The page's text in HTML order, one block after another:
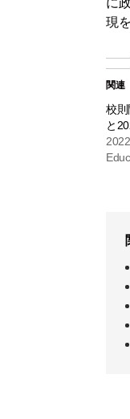
に
現
関連
校
と